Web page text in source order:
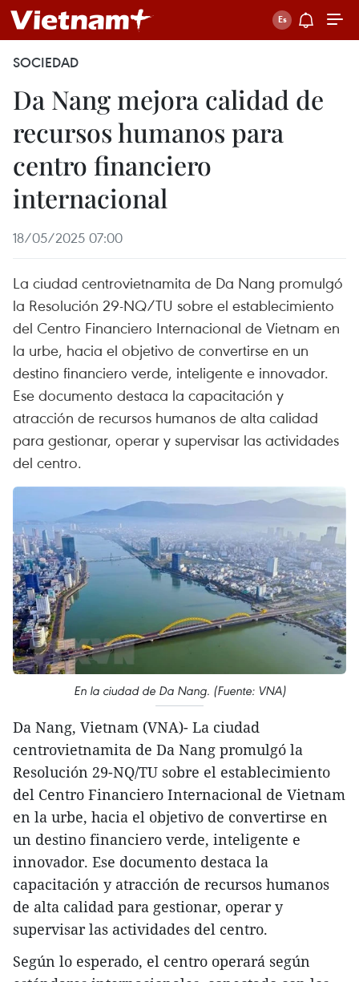
SOCIEDAD
Da Nang mejora calidad de
recursos humanos para
centro financiero
internacional
18/05/2025 07:00
La ciudad centrovietnamita de Da Nang promulgó
la Resolución 29-NQ/TU sobre el establecimiento
del Centro Financiero Internacional de Vietnam en
la urbe, hacia el objetivo de convertirse en un
destino financiero verde, inteligente e innovador.
Ese documento destaca la capacitación y
atracción de recursos humanos de alta calidad
para gestionar, operar y supervisar las actividades
del centro.
En la ciudad de Da Nang. (Fuente: VNA)
Da Nang, Vietnam (VNA)- La ciudad
centrovietnamita de Da Nang promulgó la
Resolución 29-NQ/TU sobre el establecimiento
del Centro Financiero Internacional de Vietnam
en la urbe, hacia el objetivo de convertirse en
un destino financiero verde, inteligente e
innovador. Ese documento destaca la
capacitación y atracción de recursos humanos
de alta calidad para gestionar, operar y
supervisar las actividades del centro.
Según lo esperado, el centro operará según